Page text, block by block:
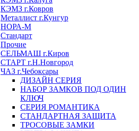
КЭМЗ г.Ковров
Металлист г.Кунгур
НОРА-М
Стандарт
Прочие
СЕЛЬМАШ г.Киров
СТАРТ г.Н.Новгород
ЧАЗ г.Чебоксары
ДИЗАЙН СЕРИЯ
НАБОР ЗАМКОВ ПОД ОДИН
КЛЮЧ
СЕРИЯ РОМАНТИКА
СТАНДАРТНАЯ ЗАЩИТА
ТРОСОВЫЕ ЗАМКИ